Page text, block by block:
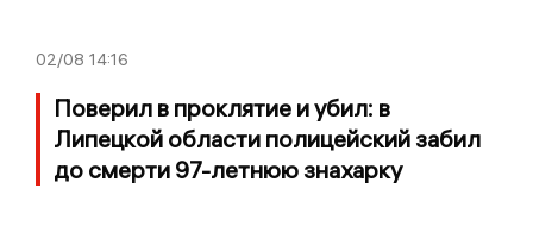
02/08 14:16
Поверил в проклятие и убил: в
Липецкой области полицейский забил
до смерти 97-летнюю знахарку